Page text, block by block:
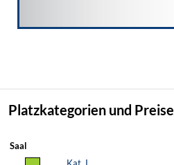
Platzkategorien und Preise
Saal